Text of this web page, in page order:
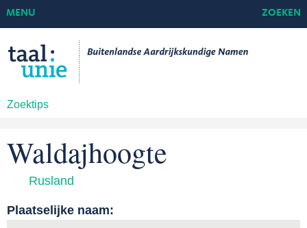
Zoektips
MENU ZOEKEN
Waldajhoogte
Rusland
Plaatselijke naam: